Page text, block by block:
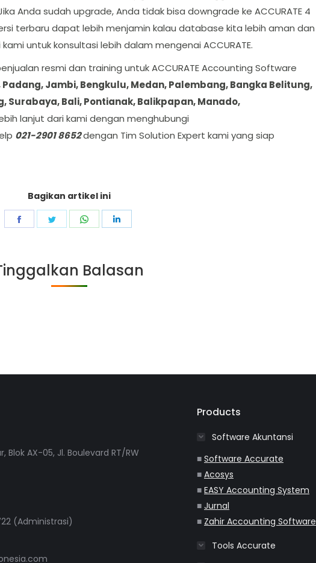
Anda sudah upgrade, Anda tidak bisa downgrade ke ACCURATE 4
terbaru dapat lebih menjamin kalau database kita lebih aman dan
untuk konsultasi lebih dalam mengenai ACCURATE.
resmi dan training untuk ACCURATE Accounting Software
Padang, Jambi, Bengkulu, Medan, Palembang, Bangka Belitung,
Surabaya, Bali, Pontianak, Balikpapan, Manado,
lanjut dari kami dengan menghubungi
021-2901 8652dengan Tim Solution Expert kami yang siap
Bagikan artikel ini
Share
Share
Share
Balasan
AX-05, Jl. Boulevard RT/RW
(Administrasi)
Products
Software Akuntansi
■ Software Accurate
■ Acosys
■ EASY Accounting System
■ Jurnal
■ Zahir Accounting Software
Tools Accurate